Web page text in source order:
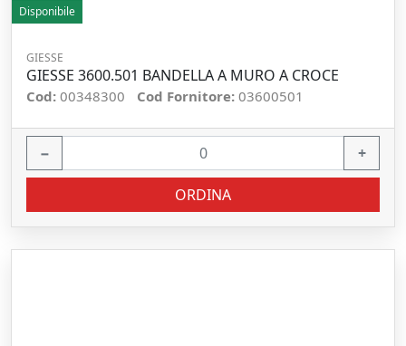
Disponibile
GIESSE
GIESSE 3600.501 BANDELLA A MURO A CROCE
Cod: 00348300 Cod Fornitore: 03600501
− +
ORDINA